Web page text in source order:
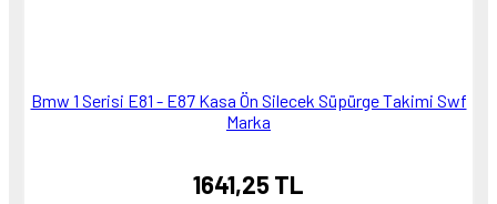
Bmw 1 Serisi E81 - E87 Kasa Ön Silecek Süpürge Takimi Swf
Marka
1641,25 TL